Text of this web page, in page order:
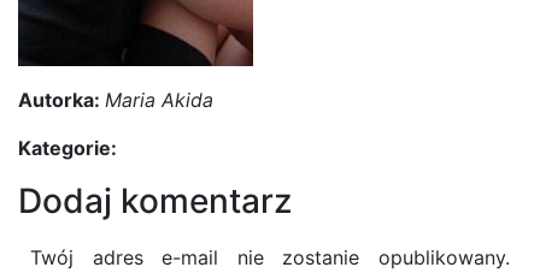
Autorka: Maria Akida
Kategorie:
Dodaj komentarz
Twój adres e-mail nie zostanie opublikowany.